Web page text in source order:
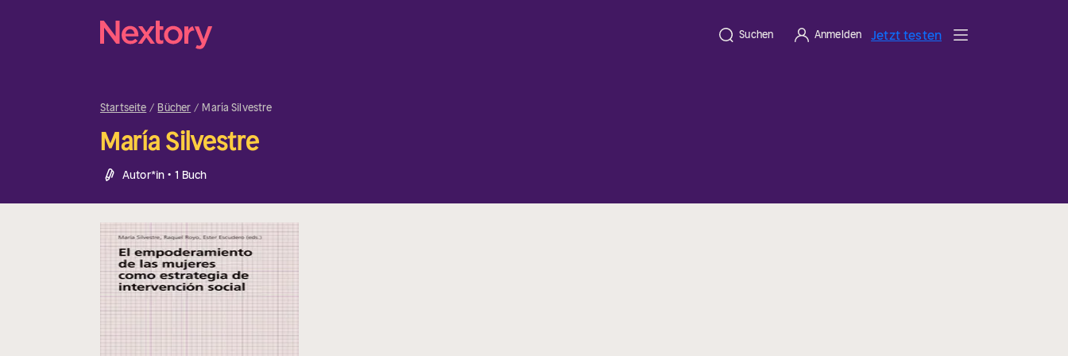
Suchen Anmelden Jetzt testen
Startseite Bücher María Silvestre
María Silvestre
Autor*in • 1 Buch